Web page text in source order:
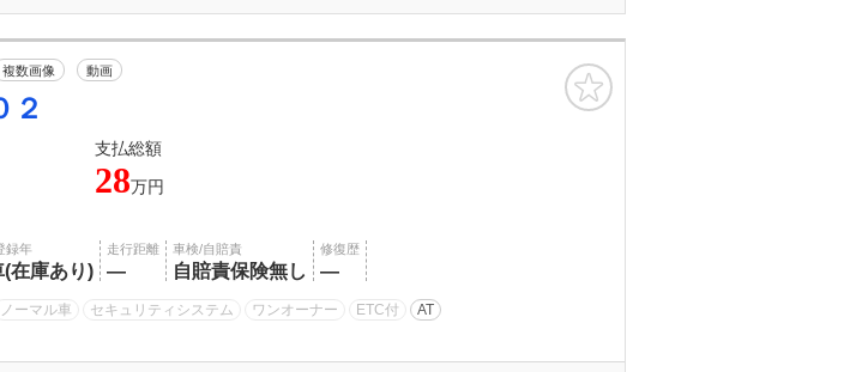
複数画像 動画
２
支払総額
28万円
録年
(在庫あり)
走行距離
―
車検/自賠責
自賠責保険無し
修復歴
―
ノーマル車 セキュリティシステム ワンオーナー ETC付 AT